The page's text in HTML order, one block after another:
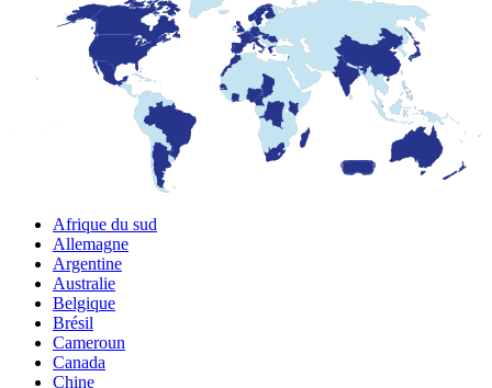
Afrique du sud
Allemagne
Argentine
Australie
Belgique
Brésil
Cameroun
Canada
Chine